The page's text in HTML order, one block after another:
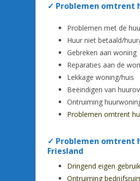
✓ Problemen omtrent
Problemen met de
Huur niet betaald/
Gebreken aan woning
Reparaties aan de
Lekkage woning/huis
Beëindigen van
Ontruiming
Problemen omtrent
✓ Problemen omtrent
Friesland
Dringend eigen gebruik
Ontruiming